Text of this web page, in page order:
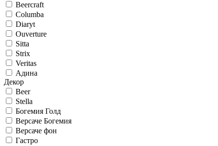
Beercraft
Columba
Diaryt
Ouverture
Sitta
Strix
Veritas
Адина
Декор
Beer
Stella
Богемия Голд
Версаче Богемия
Версаче фон
Гастро